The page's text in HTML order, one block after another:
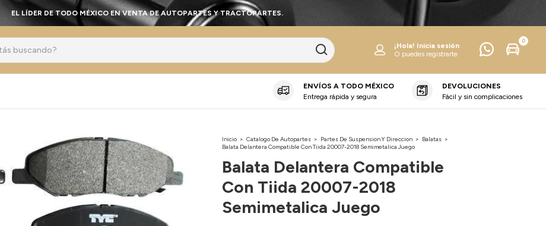
EL LÍDER DE TODO MÉXICO EN VENTA DE AUTOPARTES Y TRACTOPARTES.
¡Hola! Inicia sesión
O puedes registrarte
0
ENVÍOS A TODO MÉXICO
Entrega rápida y segura
DEVOLUCIONES
Fácil y sin complicaciones
Inicio > Catalogo De Autopartes > Partes De Suspension Y Direccion > Balatas >
Balata Delantera Compatible Con Tiida 20007-2018 Semimetalica Juego
Balata Delantera Compatible
Con Tiida 20007-2018
Semimetalica Juego